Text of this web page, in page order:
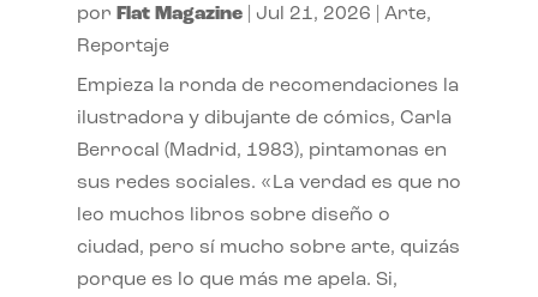
por Flat Magazine| Jul 21, 2026 Arte,
Reportaje
Empieza la ronda de recomendaciones la
ilustradora y dibujante de cómics, Carla
Berrocal (Madrid, 1983), pintamonas en
sus redes sociales. «La verdad es que no
leo muchos libros sobre diseño o
ciudad, pero sí mucho sobre arte, quizás
porque es lo que más me apela. Si,